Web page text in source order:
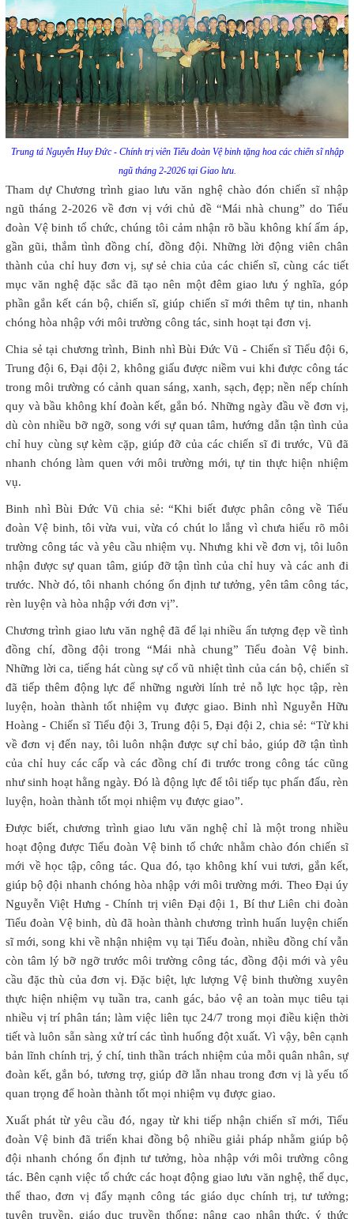
Trung tá Nguyễn Huy Đức - Chính trị viên Tiểu đoàn Vệ binh tặng hoa các chiến sĩ nhập
ngũ tháng 2-2026 tại Giao lưu.
Tham dự Chương trình giao lưu văn nghệ chào đón chiến sĩ nhập
ngũ tháng 2-2026 về đơn vị với chủ đề “Mái nhà chung” do Tiểu
đoàn Vệ binh tổ chức, chúng tôi cảm nhận rõ bầu không khí ấm áp,
gần gũi, thắm tình đồng chí, đồng đội. Những lời động viên chân
thành của chỉ huy đơn vị, sự sẻ chia của các chiến sĩ, cùng các tiết
mục văn nghệ đặc sắc đã tạo nên một đêm giao lưu ý nghĩa, góp
phần gắn kết cán bộ, chiến sĩ, giúp chiến sĩ mới thêm tự tin, nhanh
chóng hòa nhập với môi trường công tác, sinh hoạt tại đơn vị.
Chia sẻ tại chương trình, Binh nhì Bùi Đức Vũ - Chiến sĩ Tiểu đội 6,
Trung đội 6, Đại đội 2, không giấu được niềm vui khi được công tác
trong môi trường có cảnh quan sáng, xanh, sạch, đẹp; nền nếp chính
quy và bầu không khí đoàn kết, gắn bó. Những ngày đầu về đơn vị,
dù còn nhiều bỡ ngỡ, song với sự quan tâm, hướng dẫn tận tình của
chỉ huy cùng sự kèm cặp, giúp đỡ của các chiến sĩ đi trước, Vũ đã
nhanh chóng làm quen với môi trường mới, tự tin thực hiện nhiệm
vụ.
Binh nhì Bùi Đức Vũ chia sẻ: “Khi biết được phân công về Tiểu
đoàn Vệ binh, tôi vừa vui, vừa có chút lo lắng vì chưa hiểu rõ môi
trường công tác và yêu cầu nhiệm vụ. Nhưng khi về đơn vị, tôi luôn
nhận được sự quan tâm, giúp đỡ tận tình của chỉ huy và các anh đi
trước. Nhờ đó, tôi nhanh chóng ổn định tư tưởng, yên tâm công tác,
rèn luyện và hòa nhập với đơn vị”.
Chương trình giao lưu văn nghệ đã để lại nhiều ấn tượng đẹp về tình
đồng chí, đồng đội trong “Mái nhà chung” Tiểu đoàn Vệ binh.
Những lời ca, tiếng hát cùng sự cổ vũ nhiệt tình của cán bộ, chiến sĩ
đã tiếp thêm động lực để những người lính trẻ nỗ lực học tập, rèn
luyện, hoàn thành tốt nhiệm vụ được giao. Binh nhì Nguyễn Hữu
Hoàng - Chiến sĩ Tiểu đội 3, Trung đội 5, Đại đội 2, chia sẻ: “Từ khi
về đơn vị đến nay, tôi luôn nhận được sự chỉ bảo, giúp đỡ tận tình
của chỉ huy các cấp và các đồng chí đi trước trong công tác cũng
như sinh hoạt hằng ngày. Đó là động lực để tôi tiếp tục phấn đấu, rèn
luyện, hoàn thành tốt mọi nhiệm vụ được giao”.
Được biết, chương trình giao lưu văn nghệ chỉ là một trong nhiều
hoạt động được Tiểu đoàn Vệ binh tổ chức nhằm chào đón chiến sĩ
mới về học tập, công tác. Qua đó, tạo không khí vui tươi, gắn kết,
giúp bộ đội nhanh chóng hòa nhập với môi trường mới. Theo Đại úy
Nguyễn Việt Hưng - Chính trị viên Đại đội 1, Bí thư Liên chi đoàn
Tiểu đoàn Vệ binh, dù đã hoàn thành chương trình huấn luyện chiến
sĩ mới, song khi về nhận nhiệm vụ tại Tiểu đoàn, nhiều đồng chí vẫn
còn tâm lý bỡ ngỡ trước môi trường công tác, đồng đội mới và yêu
cầu đặc thù của đơn vị. Đặc biệt, lực lượng Vệ binh thường xuyên
thực hiện nhiệm vụ tuần tra, canh gác, bảo vệ an toàn mục tiêu tại
nhiều vị trí phân tán; làm việc liên tục 24/7 trong mọi điều kiện thời
tiết và luôn sẵn sàng xử trí các tình huống đột xuất. Vì vậy, bên cạnh
bản lĩnh chính trị, ý chí, tinh thần trách nhiệm của mỗi quân nhân, sự
đoàn kết, gắn bó, tương trợ, giúp đỡ lẫn nhau trong đơn vị là yếu tố
quan trọng để hoàn thành tốt mọi nhiệm vụ được giao.
Xuất phát từ yêu cầu đó, ngay từ khi tiếp nhận chiến sĩ mới, Tiểu
đoàn Vệ binh đã triển khai đồng bộ nhiều giải pháp nhằm giúp bộ
đội nhanh chóng ổn định tư tưởng, hòa nhập với môi trường công
tác. Bên cạnh việc tổ chức các hoạt động giao lưu văn nghệ, thể dục,
thể thao, đơn vị đẩy mạnh công tác giáo dục chính trị, tư tưởng;
tuyên truyền, giáo dục truyền thống; nâng cao nhận thức, ý thức